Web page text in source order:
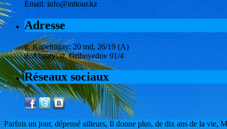
Email: info@inttour.kz
Adresse
g. Kapchagay: 20 md, 26/19 (A)
g. Almaty: st. Griboyedov 91/4
Réseaux sociaux
Parfois un jour, dépensé ailleurs, Il donne plus, de dix ans de la vie,